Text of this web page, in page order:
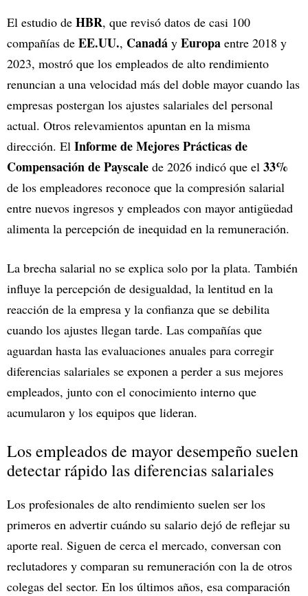
El estudio de HBR, que revisó datos de casi 100
compañías de EE.UU., Canadá y Europa entre 2018 y
2023, mostró que los empleados de alto rendimiento
renuncian a una velocidad más del doble mayor cuando las
empresas postergan los ajustes salariales del personal
actual. Otros relevamientos apuntan en la misma
dirección. El Informe de Mejores Prácticas de
Compensación dePayscale de 2026 indicó que el 33%
de los empleadores reconoce que la compresión salarial
entre nuevos ingresos y empleados con mayor antigüedad
alimenta la percepción de inequidad en la remuneración.
La brecha salarial no se explica solo por la plata. También
influye la percepción de desigualdad, la lentitud en la
reacción de la empresa y la confianza que se debilita
cuando los ajustes llegan tarde. Las compañías que
aguardan hasta las evaluaciones anuales para corregir
diferencias salariales se exponen a perder a sus mejores
empleados, junto con el conocimiento interno que
acumularon y los equipos que lideran.
Los empleados de mayor desempeño suelen
detectar rápido las diferencias salariales
Los profesionales de alto rendimiento suelen ser los
primeros en advertir cuándo su salario dejó de reflejar su
aporte real. Siguen de cerca el mercado, conversan con
reclutadores y comparan su remuneración con la de otros
colegas del sector. En los últimos años, esa comparación